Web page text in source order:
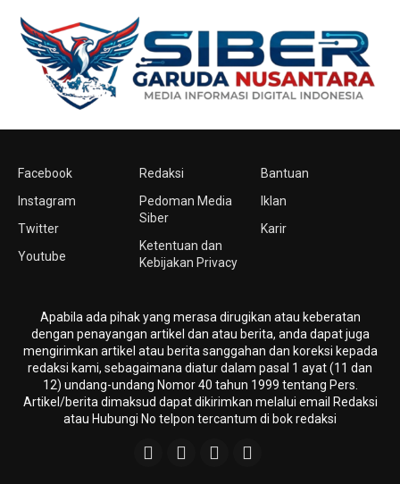
Facebook
Instagram
Twitter
Youtube
Redaksi
Pedoman Media
Siber
Ketentuan dan
Kebijakan Privacy
Bantuan
Iklan
Karir
Apabila ada pihak yang merasa dirugikan atau keberatan
dengan penayangan artikel dan atau berita, anda dapat juga
mengirimkan artikel atau berita sanggahan dan koreksi kepada
redaksi kami, sebagaimana diatur dalam pasal 1 ayat (11 dan
12) undang-undang Nomor 40 tahun 1999 tentang Pers.
Artikel/berita dimaksud dapat dikirimkan melalui email Redaksi
atau Hubungi No telpon tercantum di bok redaksi